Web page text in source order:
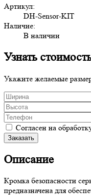
Артикул:
DH-Sensor-KIT
Наличие:
В наличии
Узнать
Укажите желаемые
Согласен на
Заказать
Описание
Кромка безопасности
предназначена для